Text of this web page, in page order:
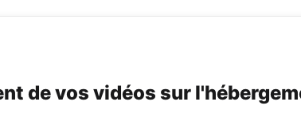
de vos vidéos sur